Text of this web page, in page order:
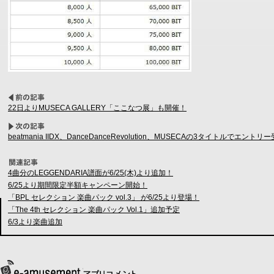
22日よりMUSECA GALLERY「ここなつ展」も開催！
beatmania IIDX、DanceDanceRevolution、MUSECAの3タイトルでエントリー
4曲分のLEGGENDARIA譜面が6/25(木)より追加！
6/25より期間限定半額キャンペーン開始！
「BPL セレクション 楽曲パック vol.3」 が6/25より登場！
「The 4th セレクション 楽曲パック Vol.1」追加予定
6/3より楽曲追加